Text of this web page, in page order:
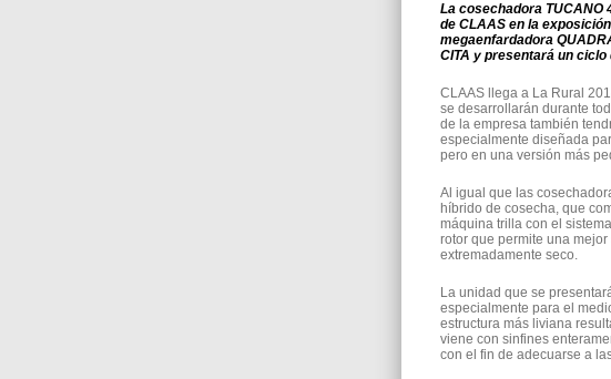
La cosechadora TUCANO
de CLAAS en la
megaenfardadora
CITA y presentará un
CLAAS llega a La Rural
se desarrollarán durante
de la empresa también
especialmente diseñada
pero en una versión más
Al igual que las
híbrido de cosecha, que
máquina trilla con el
rotor que permite una
extremadamente seco.
La unidad que se
especialmente para el
estructura más liviana
viene con sinfines
con el fin de adecuarse a